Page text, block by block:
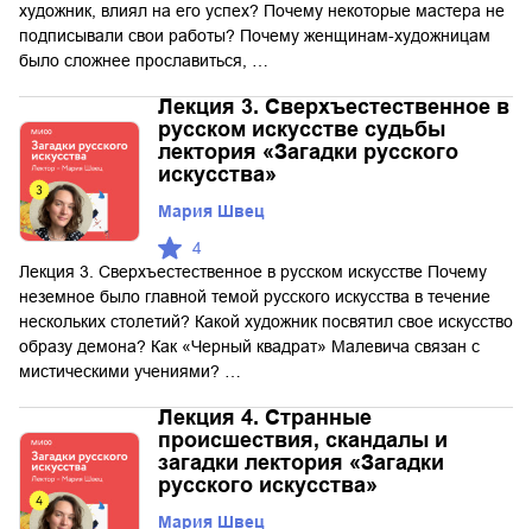
художник, влиял на его успех? Почему некоторые мастера не
подписывали свои работы? Почему женщинам-художницам
было сложнее прославиться, …
Лекция 3. Сверхъестественное в
русском искусстве судьбы
лектория «Загадки русского
искусства»
Мария Швец
4
Лекция 3. Сверхъестественное в русском искусстве Почему
неземное было главной темой русского искусства в течение
нескольких столетий? Какой художник посвятил свое искусство
образу демона? Как «Черный квадрат» Малевича связан с
мистическими учениями? …
Лекция 4. Странные
происшествия, скандалы и
загадки лектория «Загадки
русского искусства»
Мария Швец